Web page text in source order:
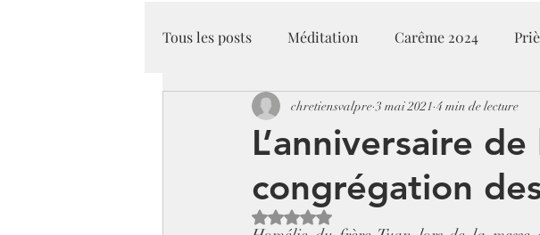
Tous les posts Méditation Carême 2024
Miséricorde
L’anniversaire
congrégation
chretiensvalpre 3 mai 2021 4 min de lecture
Noté NaN étoiles sur 5.